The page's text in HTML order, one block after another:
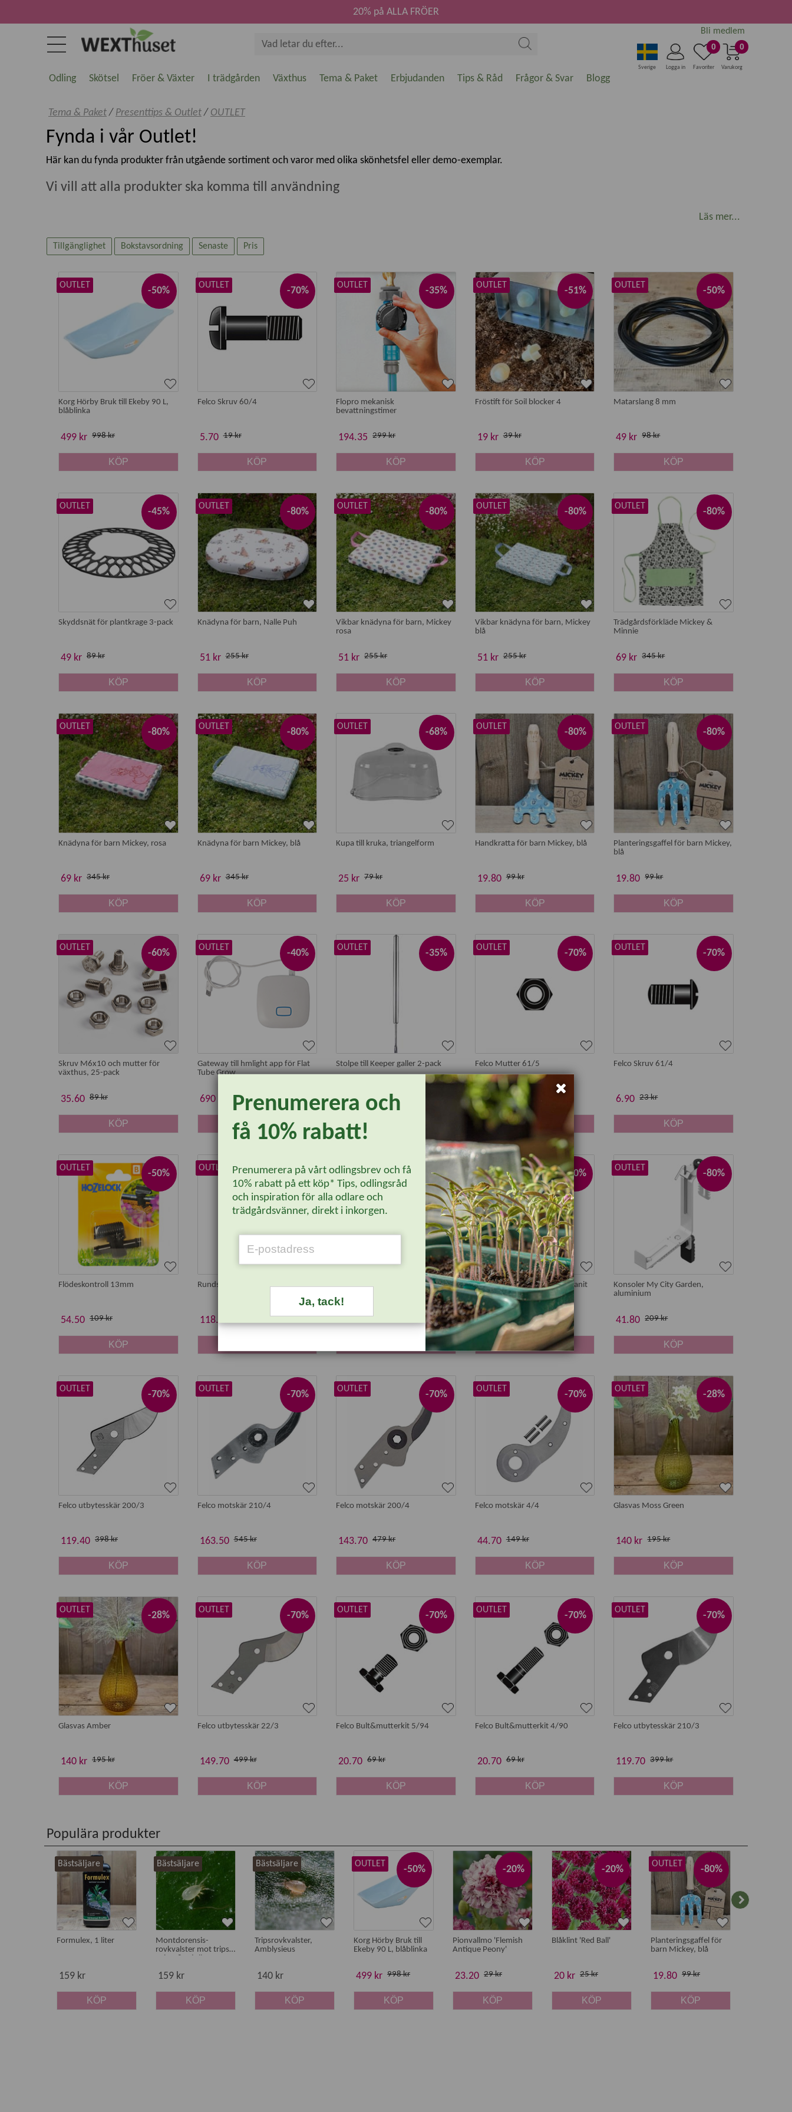
0
Varukorg
0
Favoriter
Logga in
Sverige
Bli medlem
20% på ALLA FRÖER
Odling Skötsel Fröer & Växter I trädgården Växthus Tema & Paket Erbjudanden Tips & Råd Frågor & Svar Blogg
Tema & Paket/ Presenttips & Outlet/ OUTLET
Fynda i vår Outlet!
Här kan du fynda produkter från utgående sortiment och varor med olika skönhetsfel eller demo-exemplar.
Vi vill att alla produkter ska komma till användning
Produkter kan gå sönder eller ha skönhetsfel. Så långt som möjligt försöker vi se användning för dem ändå så att dessa produkter inte har tillverkats i onödan.
utgående produkt
kort datum
ej komplett med delar
Ångerrätt och öppet köp gäller ej outlet-varor med defekt, kort datum, ej komplett produkt samt demo-ex. Denna information framgår på produkten.
Läs mer...
Tillgänglighet Bokstavsordning Senaste Pris
-50%
OUTLET
Korg Hörby Bruk till Ekeby 90 L,
blåblinka
499 kr 998 kr
KÖP
-70%
OUTLET
Felco Skruv 60/4
5.70 19 kr
KÖP
-35%
OUTLET
Flopro mekanisk
bevattningstimer
194.35 299 kr
KÖP
-51%
OUTLET
Fröstift för Soil blocker 4
19 kr 39 kr
KÖP
-50%
OUTLET
Matarslang 8 mm
49 kr 98 kr
KÖP
-45%
OUTLET
Skyddsnät för plantkrage 3-pack
49 kr 89 kr
KÖP
-80%
OUTLET
Knädyna för barn, Nalle Puh
51 kr 255 kr
KÖP
-80%
OUTLET
Vikbar knädyna för barn, Mickey
rosa
51 kr 255 kr
KÖP
-80%
OUTLET
Vikbar knädyna för barn, Mickey
blå
51 kr 255 kr
KÖP
-80%
OUTLET
Trädgårdsförkläde Mickey &
Minnie
69 kr 345 kr
KÖP
-80%
OUTLET
Knädyna för barn Mickey, rosa
69 kr 345 kr
KÖP
-80%
OUTLET
Knädyna för barn Mickey, blå
69 kr 345 kr
KÖP
-68%
OUTLET
Kupa till kruka, triangelform
25 kr 79 kr
KÖP
-80%
OUTLET
Handkratta för barn Mickey, blå
19.80 99 kr
KÖP
-80%
OUTLET
Planteringsgaffel för barn Mickey,
blå
19.80 99 kr
KÖP
-60%
OUTLET
Skruv M6x10 och mutter för
växthus, 25-pack
35.60 89 kr
KÖP
-40%
OUTLET
Gateway till hmlight app för Flat
Tube Grow
690 kr 1150 kr
KÖP
-35%
OUTLET
Stolpe till Keeper galler 2-pack
165.75 255 kr
-70%
OUTLET
Felco Mutter 61/5
6.90 23 kr
KÖP
-70%
OUTLET
Felco Skruv 61/4
6.90 23 kr
KÖP
-50%
OUTLET
Flödeskontroll 13mm
54.50 109 kr
KÖP
-50%
OUTLET
Rundspridare 177kvm
118.50
-50%
OUTLET
Spjut för Microjetmunstycke
129.50 259 kr
-80%
OUTLET
Konsoler My City Garden, granit
41.80 209 kr
KÖP
-80%
OUTLET
Konsoler My City Garden,
aluminium
41.80 209 kr
KÖP
-70%
OUTLET
Felco utbytesskär 200/3
119.40 398 kr
KÖP
-70%
OUTLET
Felco motskär 210/4
163.50 545 kr
KÖP
-70%
OUTLET
Felco motskär 200/4
143.70 479 kr
KÖP
-70%
OUTLET
Felco motskär 4/4
44.70 149 kr
KÖP
-28%
OUTLET
Glasvas Moss Green
140 kr 195 kr
KÖP
-28%
OUTLET
Glasvas Amber
140 kr 195 kr
KÖP
-70%
OUTLET
Felco utbytesskär 22/3
149.70 499 kr
KÖP
-70%
OUTLET
Felco Bult&mutterkit 5/94
20.70 69 kr
KÖP
-70%
OUTLET
Felco Bult&mutterkit 4/90
20.70 69 kr
KÖP
-70%
OUTLET
Felco utbytesskär 210/3
119.70 399 kr
KÖP
Populära produkter
Bästsäljare
Formulex, 1 liter
159 kr
KÖP
Bästsäljare
Montdorensis-
rovkvalster mot trips,
159 kr
KÖP
Bästsäljare
Tripsrovkvalster,
Amblysieus
140 kr
KÖP
-50%
OUTLET
Korg Hörby Bruk till
Ekeby 90 L, blåblinka
499 kr 998 kr
KÖP
-20%
Pionvallmo 'Flemish
Antique Peony'
23.20 29 kr
KÖP
-20%
Blåklint 'Red Ball'
20 kr 25 kr
KÖP
-80%
OUTLET
Planteringsgaffel för
barn Mickey, blå
19.80 99 kr
KÖP
Prenumerera och
få 10% rabatt!
Prenumerera på vårt odlingsbrev och få
10% rabatt på ett köp* Tips, odlingsråd
och inspiration för alla odlare och
trädgårdsvänner, direkt i inkorgen.
Ja, tack!